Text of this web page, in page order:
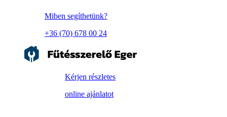
Miben segíthetünk?
+36 (70) 678 00 24
Kérjen részletes
online ajánlatot